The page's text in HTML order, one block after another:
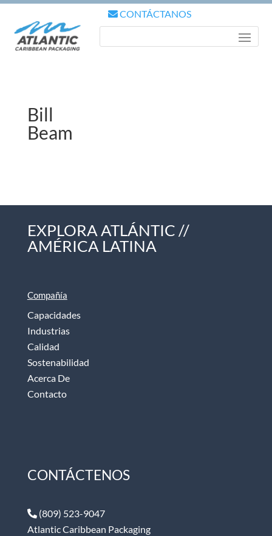
CONTÁCTANOS
Bill
Beam
EXPLORA ATLÁNTIC //
AMÉRICA LATINA
Compañía
Capacidades
Industrias
Calidad
Sostenabilidad
Acerca De
Contacto
CONTÁCTENOS
(809) 523-9047
Atlantic Caribbean Packaging